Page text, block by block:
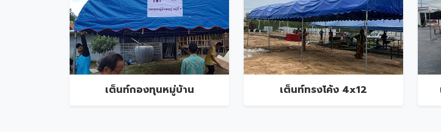
เต็นท์กองทุนหมู่บ้าน เต็นท์ทรงโค้ง 4x12